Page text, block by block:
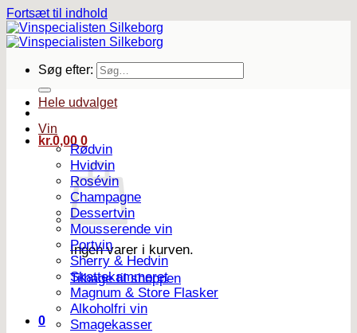
Fortsæt til indhold
Søg efter:
kr.0,00 0
Ingen varer i kurven.
Tilbage til shoppen
0
Hele udvalget
Vin
Rødvin
Hvidvin
Rosévin
Champagne
Dessertvin
Mousserende vin
Portvin
Sherry & Hedvin
Skattekammeret
Magnum & Store Flasker
Alkoholfri vin
Smagekasser